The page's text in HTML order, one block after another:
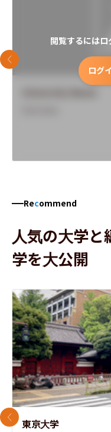
閲覧するにはロ
ログ
前のスライド
Recommend
人気の大学
学を大公開
東京大学
前のスライド